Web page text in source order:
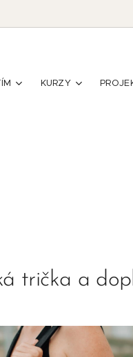
KURZY
trička a